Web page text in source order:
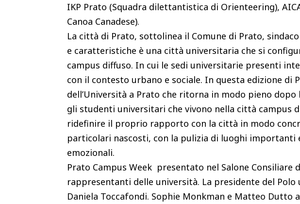
IKP Prato (Squadra dilettantistica di Orienteering),
Canoa Canadese).
La città di Prato, sottolinea il Comune di Prato,
e caratteristiche è una città universitaria che si
campus diffuso. In cui le sedi universitarie presenti
con il contesto urbano e sociale. In questa edizione di
dell’Università a Prato che ritorna in modo pieno
gli studenti universitari che vivono nella città campus
ridefinire il proprio rapporto con la città in modo
particolari nascosti, con la pulizia di luoghi importanti
emozionali.
Prato Campus Week presentato nel Salone Consiliare
rappresentanti delle università. La presidente del
Daniela Toccafondi. Sophie Monkman e Matteo Dutto